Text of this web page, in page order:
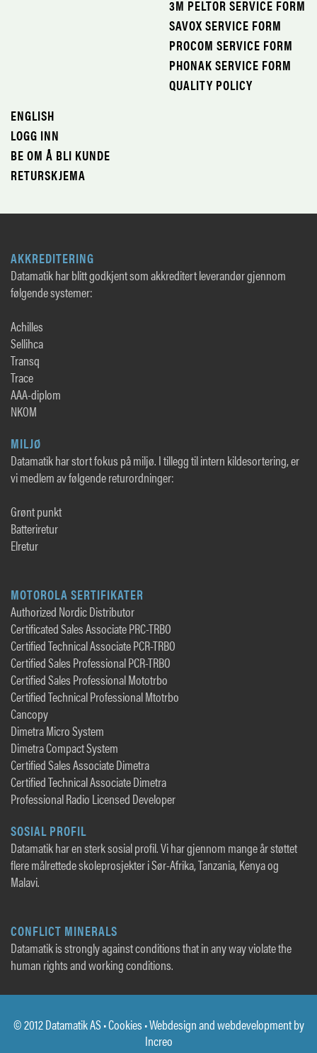
3M PELTOR SERVICE FORM
SAVOX SERVICE FORM
PROCOM SERVICE FORM
PHONAK SERVICE FORM
QUALITY POLICY
ENGLISH
LOGG INN
BE OM Å BLI KUNDE
RETURSKJEMA
AKKREDITERING
Datamatik har blitt godkjent som akkreditert leverandør gjennom
følgende systemer:
Achilles
Sellihca
Transq
Trace
AAA-diplom
NKOM
MILJØ
Datamatik har stort fokus på miljø. I tillegg til intern kildesortering, er
vi medlem av følgende returordninger:
Grønt punkt
Batteriretur
Elretur
MOTOROLA SERTIFIKATER
Authorized Nordic Distributor
Certificated Sales Associate PRC-TRBO
Certified Technical Associate PCR-TRBO
Certified Sales Professional PCR-TRBO
Certified Sales Professional Mototrbo
Certified Technical Professional Mtotrbo
Cancopy
Dimetra Micro System
Dimetra Compact System
Certified Sales Associate Dimetra
Certified Technical Associate Dimetra
Professional Radio Licensed Developer
SOSIAL PROFIL
Datamatik har en sterk sosial profil. Vi har gjennom mange år støttet
flere målrettede skoleprosjekter i Sør-Afrika, Tanzania, Kenya og
Malavi.
CONFLICT MINERALS
Datamatik is strongly against conditions that in any way violate the
human rights and working conditions.
© 2012 Datamatik AS •Cookies • Webdesign and webdevelopment by
Increo